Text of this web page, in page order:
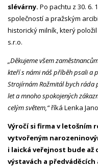
slévárny. Po pachtu z 30. 6.
společností a pražským
historický milník, který
s.r.o.
„Děkujeme všem
kteří s námi náš příběh psali a
Strojírnám Rožmitál bych ráda
let a mnoho spokojených
celým světem,“říká Lenka
Výročí si firma v letošním
vytvořeným
i laická veřejnost bude
výstavách a